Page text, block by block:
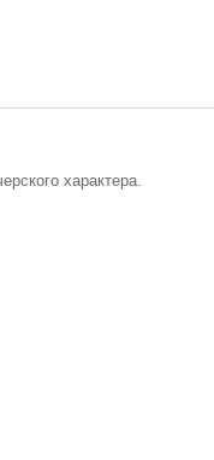
характера.